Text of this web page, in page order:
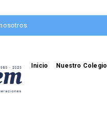
Inicio Nuestro Colegio